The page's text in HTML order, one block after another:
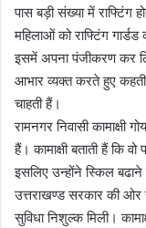
पास बड़ी संख्या में
महिलाओं को राफ्टिंग गार्डड
इसमें अपना पंजीकरण कर
आभार व्यक्त करते हुए कहती
चाहती हैं।
रामनगर निवासी कामाक्षी
हैं। कामाक्षी बताती हैं कि
इसलिए उन्होंने स्किल
उत्तराखण्ड सरकार की ओर
सुविधा निशुल्क मिली।